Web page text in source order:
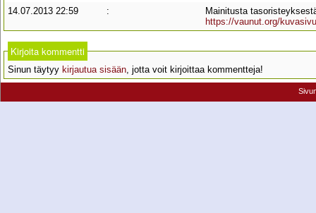
14.07.2013 22:59
:
Mainitusta
https://vaunut.org/
Kirjoita kommentti
Sinun täytyy kirjautua sisään, jotta voit kirjoittaa kommentteja!